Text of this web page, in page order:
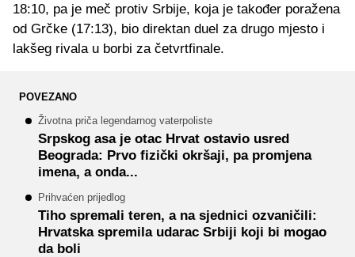
18:10, pa je meč protiv Srbije, koja je također poražena
od Grčke (17:13), bio direktan duel za drugo mjesto i
lakšeg rivala u borbi za četvrtfinale.
POVEZANO
Životna priča legendarnog vaterpoliste
Srpskog asa je otac Hrvat ostavio usred
Beograda: Prvo fizički okršaji, pa promjena
imena, a onda...
Prihvaćen prijedlog
Tiho spremali teren, a na sjednici ozvaničili:
Hrvatska spremila udarac Srbiji koji bi mogao
da boli